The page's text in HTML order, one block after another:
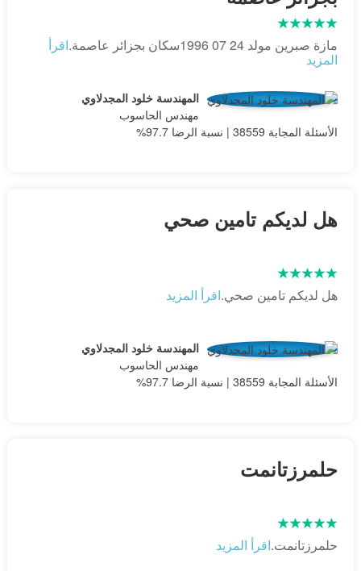
مازة صبرين مولد 24 07 1996سكان بجزائر عاصمة. اقرأ
المزيد
المهندسة خلود المجدلاوي
مهندس الحاسوب
الأسئلة المجابة 38559 | نسبة الرضا 97.7%
هل لديكم تامين صحي
هل لديكم تامين صحي.اقرأ المزيد
المهندسة خلود المجدلاوي
مهندس الحاسوب
الأسئلة المجابة 38559 | نسبة الرضا 97.7%
حلمرزتانمت
حلمرزتانمت.اقرأ المزيد